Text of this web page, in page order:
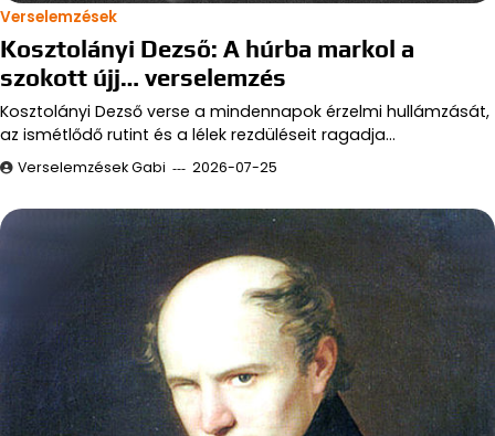
Verselemzések
Kosztolányi Dezső: A húrba markol a
szokott újj… verselemzés
Kosztolányi Dezső verse a mindennapok érzelmi hullámzását,
az ismétlődő rutint és a lélek rezdüléseit ragadja…
Verselemzések Gabi 2026-07-25